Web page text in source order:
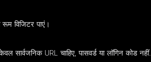
विजिटर पाएं।
सार्वजनिक URL चाहिए, पासवर्ड या लॉगिन कोड नहीं.